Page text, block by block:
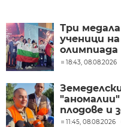
Три
ученици
в18:43, 08.08.2026
плодове и
11:45, 08.08.2026